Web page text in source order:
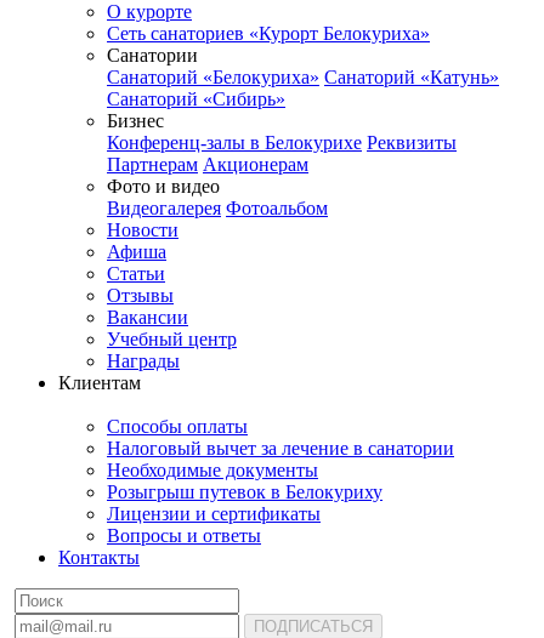
О курорте
Сеть санаториев «Курорт Белокуриха»
Санатории
Санаторий «Белокуриха» Санаторий «Катунь»
Санаторий «Сибирь»
Бизнес
Конференц-залы в Белокурихе Реквизиты
Партнерам Акционерам
Фото и видео
Видеогалерея Фотоальбом
Новости
Афиша
Статьи
Отзывы
Вакансии
Учебный центр
Награды
Клиентам
Способы оплаты
Налоговый вычет за лечение в санатории
Необходимые документы
Розыгрыш путевок в Белокуриху
Лицензии и сертификаты
Вопросы и ответы
Контакты
ПОДПИСАТЬСЯ